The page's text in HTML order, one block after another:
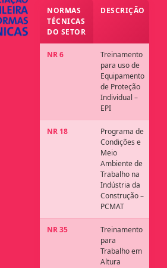
NORMAS
TÉCNICAS
DO SETOR
DESCRIÇÃO
NR 6
Treinamento
para uso de
Equipamento
de Proteção
Individual –
EPI
NR 18
Programa de
Condições e
Meio
Ambiente de
Trabalho na
Indústria da
Construção –
PCMAT
NR 35
Treinamento
para
Trabalho em
Altura